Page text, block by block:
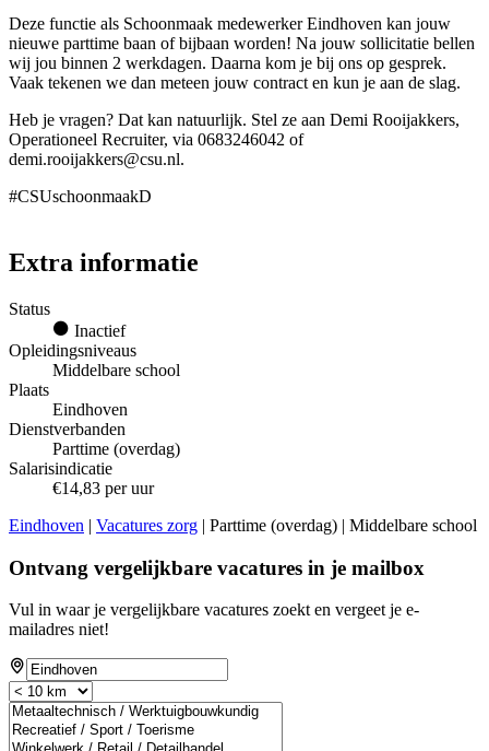
Deze functie als Schoonmaak medewerker Eindhoven kan jouw
nieuwe parttime baan of bijbaan worden! Na jouw sollicitatie bellen
wij jou binnen 2 werkdagen. Daarna kom je bij ons op gesprek.
Vaak tekenen we dan meteen jouw contract en kun je aan de slag.
Heb je vragen? Dat kan natuurlijk. Stel ze aan Demi Rooijakkers,
Operationeel Recruiter, via 0683246042 of
demi.rooijakkers@csu.nl.
#CSUschoonmaakD
Extra informatie
Status
Inactief
Opleidingsniveaus
Middelbare school
Plaats
Eindhoven
Dienstverbanden
Parttime (overdag)
Salarisindicatie
€14,83 per uur
Eindhoven | Vacatures zorg | Parttime (overdag) | Middelbare school
Ontvang vergelijkbare vacatures in je mailbox
Vul in waar je vergelijkbare vacatures zoekt en vergeet je e-
mailadres niet!